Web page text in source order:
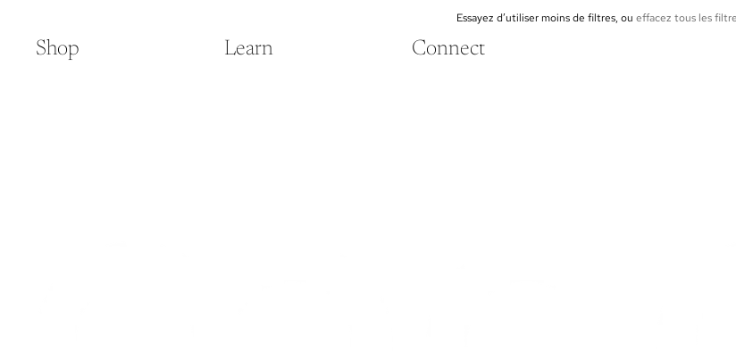
Essayez d’utiliser moins de filtres, ou effacez tous les
Shop Learn Connect